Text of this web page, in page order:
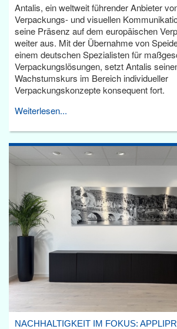
Antalis, ein weltweit führender Anbieter
Verpackungs- und visuellen
seine Präsenz auf dem europäischen
weiter aus. Mit der Übernahme von
einem deutschen Spezialisten für
Verpackungslösungen, setzt Antalis
Wachstumskurs im Bereich individueller
Verpackungskonzepte konsequent fort.
Weiterlesen...
NACHHALTIGKEIT IM FOKUS: